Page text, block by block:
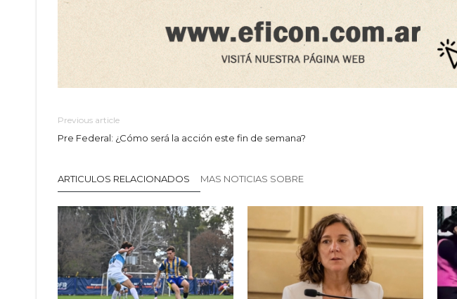
Previous article
Pre Federal: ¿Cómo será la acción este fin de semana?
ARTICULOS RELACIONADOS MAS NOTICIAS SOBRE